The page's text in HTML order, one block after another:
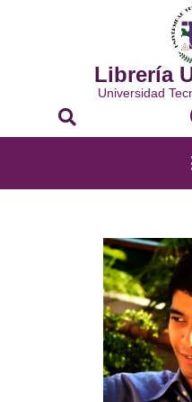
Librería
Universidad
Buscar